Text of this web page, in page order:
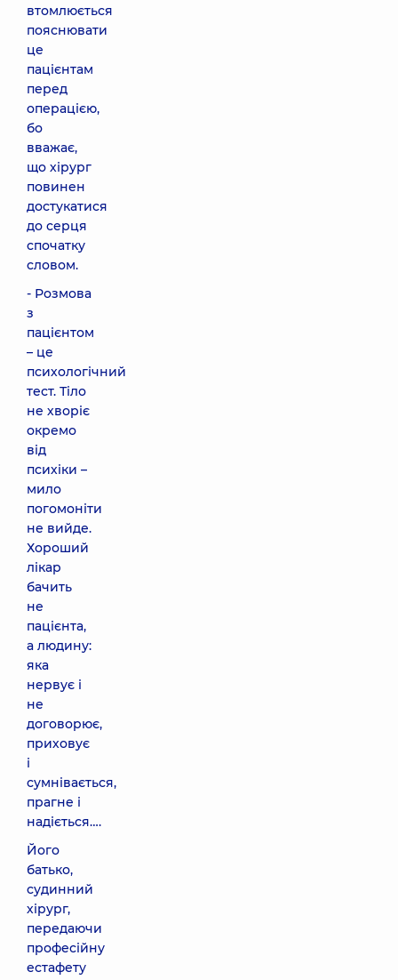
втомлюється
пояснювати
це
пацієнтам
перед
операцією,
бо
вважає,
що хірург
повинен
достукатися
до серця
спочатку
словом.
- Розмова
з
пацієнтом
– це
психологічний
тест. Тіло
не хворіє
окремо
від
психіки –
мило
погомоніти
не вийде.
Хороший
лікар
бачить
не
пацієнта,
а людину:
яка
нервує і
не
договорює,
приховує
і
сумнівається,
прагне і
надіється….
Його
батько,
судинний
хірург,
передаючи
професійну
естафету